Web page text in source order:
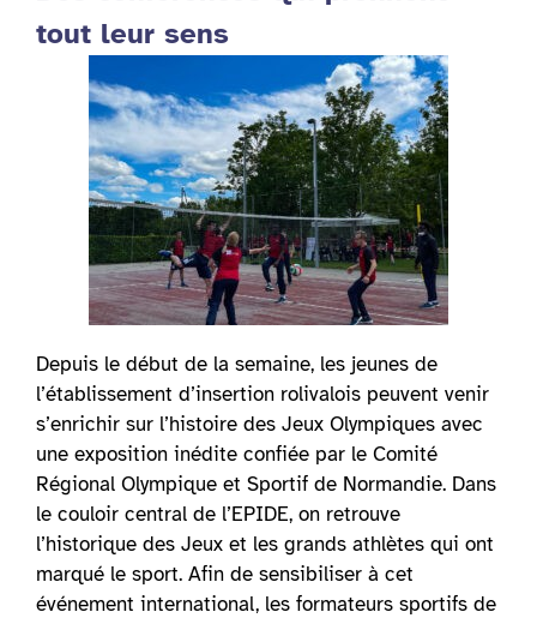
tout leur sens
Depuis le début de la semaine, les jeunes de
l’établissement d’insertion rolivalois peuvent venir
s’enrichir sur l’histoire des Jeux Olympiques avec
une exposition inédite confiée par le Comité
Régional Olympique et Sportif de Normandie. Dans
le couloir central de l’EPIDE, on retrouve
l’historique des Jeux et les grands athlètes qui ont
marqué le sport. Afin de sensibiliser à cet
événement international, les formateurs sportifs de